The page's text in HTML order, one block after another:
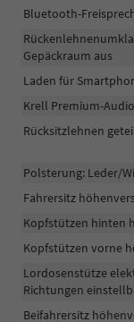
Bluetooth-
Gepäckraum aus
Laden für
Krell Premium-
Rücksitzlehnen
Polsterung: Leder/
Fahrersitz
Kopfstützen hinten
Kopfstützen vorne
Lordosenstütze
Richtungen
Beifahrersitz